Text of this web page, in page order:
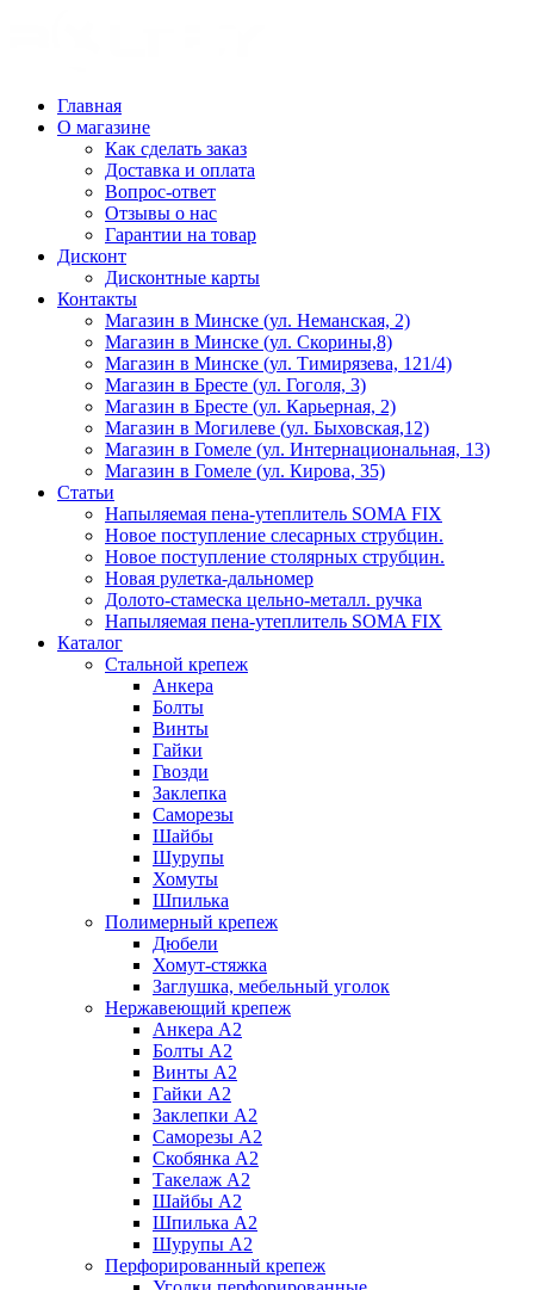
Главная
О магазине
Как сделать заказ
Доставка и оплата
Вопрос-ответ
Отзывы о нас
Гарантии на товар
Дисконт
Дисконтные карты
Контакты
Магазин в Минске (ул. Неманская, 2)
Магазин в Минске (ул. Скорины,8)
Магазин в Минске (ул. Тимирязева, 121/4)
Магазин в Бресте (ул. Гоголя, 3)
Магазин в Бресте (ул. Карьерная, 2)
Магазин в Могилеве (ул. Быховская,12)
Магазин в Гомеле (ул. Интернациональная, 13)
Магазин в Гомеле (ул. Кирова, 35)
Статьи
Напыляемая пена-утеплитель SOMA FIX
Новое поступление слесарных струбцин.
Новое поступление столярных струбцин.
Новая рулетка-дальномер
Долото-стамеска цельно-металл. ручка
Напыляемая пена-утеплитель SOMA FIX
Каталог
Стальной крепеж
Анкера
Болты
Винты
Гайки
Гвозди
Заклепка
Саморезы
Шайбы
Шурупы
Хомуты
Шпилька
Полимерный крепеж
Дюбели
Хомут-стяжка
Заглушка, мебельный уголок
Нержавеющий крепеж
Анкера А2
Болты А2
Винты А2
Гайки А2
Заклепки А2
Саморезы А2
Скобянка А2
Такелаж А2
Шайбы А2
Шпилька А2
Шурупы А2
Перфорированный крепеж